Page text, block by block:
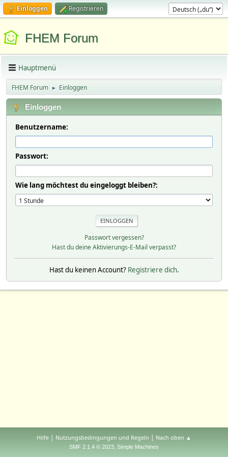
Einloggen Registrieren
FHEM Forum
Hauptmenü
FHEM Forum ► Einloggen
Einloggen
Benutzername:
Passwort:
Wie lang möchtest du eingeloggt bleiben?:
Passwort vergessen?
Hast du deine Aktivierungs-E-Mail verpasst?
Hast du keinen Account? Registriere dich.
Hilfe | Nutzungsbedingungen und Regeln | Nach oben ▲
SMF 2.1.4 © 2023, Simple Machines